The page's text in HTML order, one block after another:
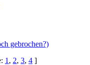
gebrochen?)
1 , 2, 3, 4 ]